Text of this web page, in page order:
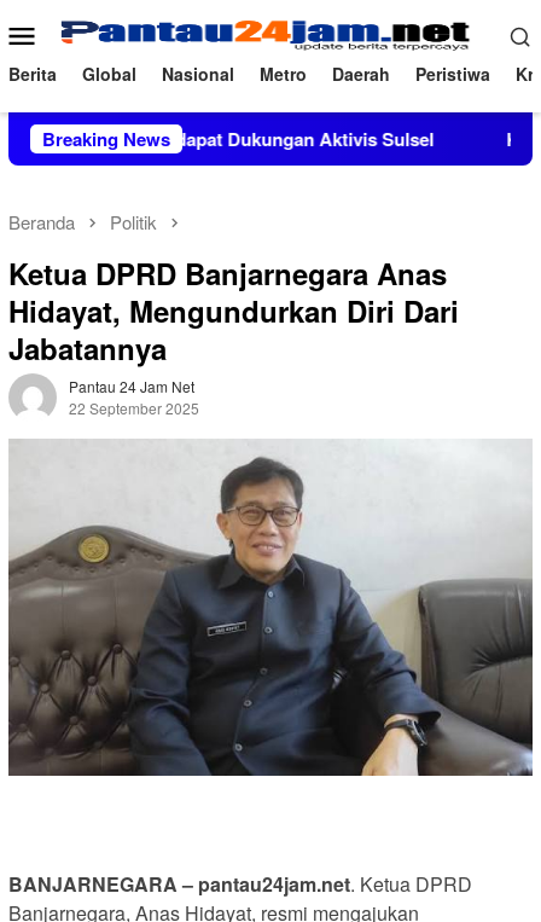
ke
konten
Menu
Mobile
Berita Global Nasional Metro Daerah Peristiwa
Breaking News
Mendapat Dukungan Aktivis Sulsel Kapolres
Beranda Politik
Ketua DPRD Banjarnegara Anas
Hidayat, Mengundurkan Diri Dari
Jabatannya
Pantau 24 Jam Net
22 September 2025
BANJARNEGARA – pantau24jam.net. Ketua DPRD
Banjarnegara, Anas Hidayat, resmi mengajukan